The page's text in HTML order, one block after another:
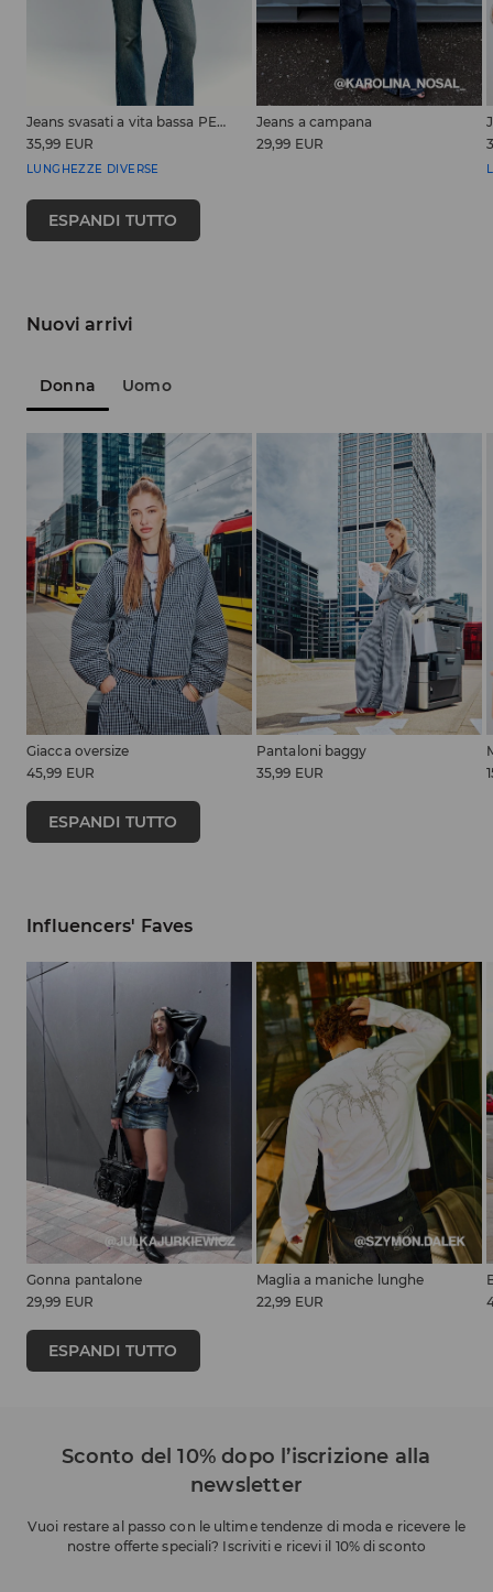
Jeans svasati a vita bassa PETITE
35,99 EUR
LUNGHEZZE DIVERSE
Jeans a campana
29,99 EUR
ESPANDI TUTTO
Nuovi arrivi
Donna Uomo
Giacca oversize
45,99 EUR
Pantaloni baggy
35,99 EUR
ESPANDI TUTTO
Influencers' Faves
Gonna pantalone
29,99 EUR
Maglia a maniche lunghe
22,99 EUR
ESPANDI TUTTO
Sconto del 10% dopo l’iscrizione alla
newsletter
Vuoi restare al passo con le ultime tendenze di moda e ricevere le
nostre offerte speciali? Iscriviti e ricevi il 10% di sconto